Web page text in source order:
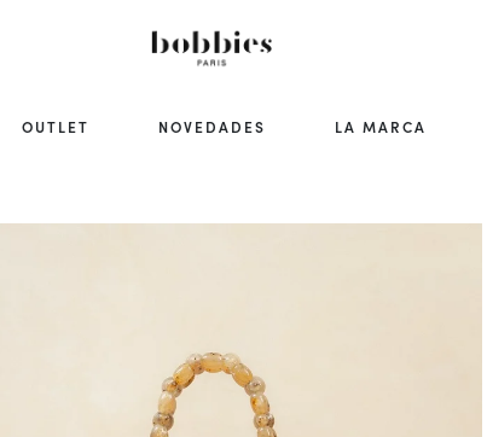
OUTLET NOVEDADES LA MARCA